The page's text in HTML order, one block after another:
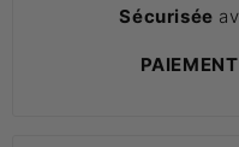
Sécurisée